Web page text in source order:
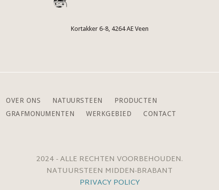
Kortakker 6-8, 4264 AE Veen
OVER ONS NATUURSTEEN
PRODUCTEN
GRAFMONUMENTEN
WERKGEBIED CONTACT
2024 - ALLE RECHTEN VOORBEHOUDEN.
NATUURSTEEN MIDDEN-BRABANT
PRIVACY POLICY